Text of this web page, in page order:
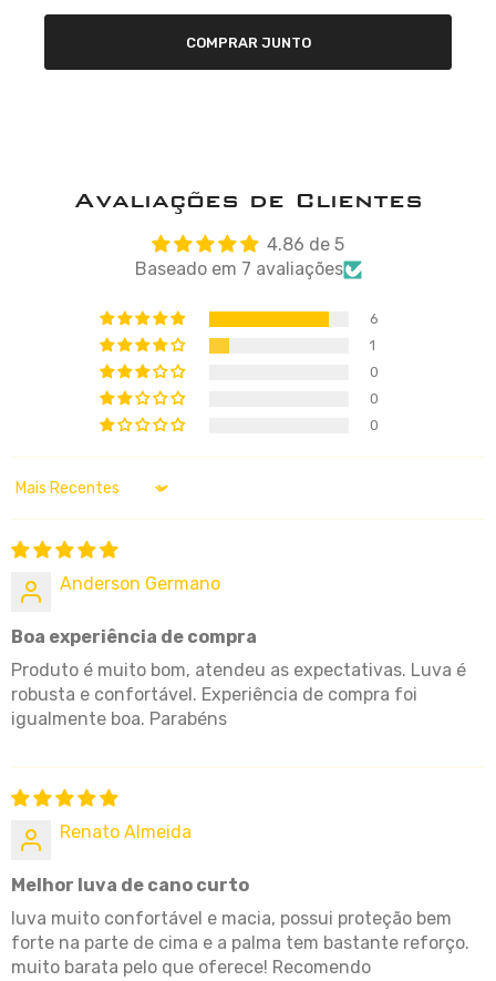
COMPRAR JUNTO
Avaliações de Clientes
4.86 de 5
Baseado em 7 avaliações
6
1
0
0
0
Sort by
Anderson Germano
Boa experiência de compra
Produto é muito bom, atendeu as expectativas. Luva é
robusta e confortável. Experiência de compra foi
igualmente boa. Parabéns
Renato Almeida
Melhor luva de cano curto
luva muito confortável e macia, possui proteção bem
forte na parte de cima e a palma tem bastante reforço.
muito barata pelo que oferece! Recomendo